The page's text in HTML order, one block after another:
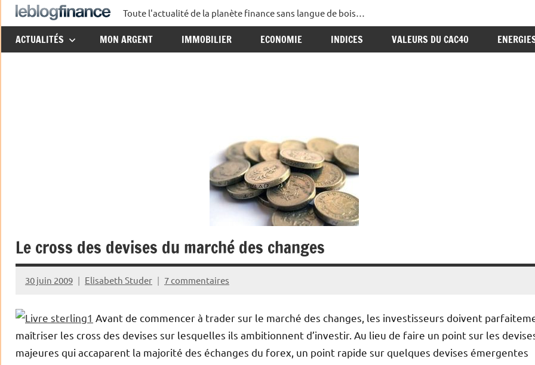
Aller
au
contenu
Le
Blog
Toute l'actualité de la planète finance sans langue de bois…
ACTUALITÉS MON ARGENT IMMOBILIER ECONOMIE INDICES VALEURS DU CAC40
Le cross des devises du marché des changes
30 juin 2009 Elisabeth Studer 7 commentaires
Avant de commencer à trader sur le marché des changes, les investisseurs doivent
maîtriser les cross des devises sur lesquelles ils ambitionnent d’investir. Au lieu de faire un point sur les
majeures qui accaparent la majorité des échanges du forex, un point rapide sur quelques devises émergentes